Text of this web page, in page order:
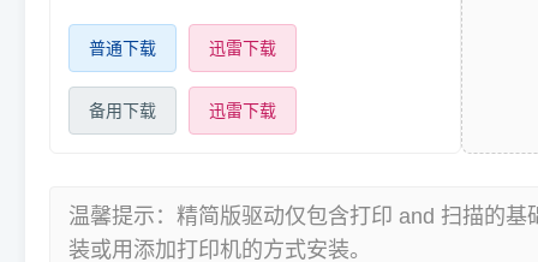
普通下载 迅雷下载
备用下载 迅雷下载
温馨提示：精简版驱动仅包含打印 and 扫描的基
装或用添加打印机的方式安装。